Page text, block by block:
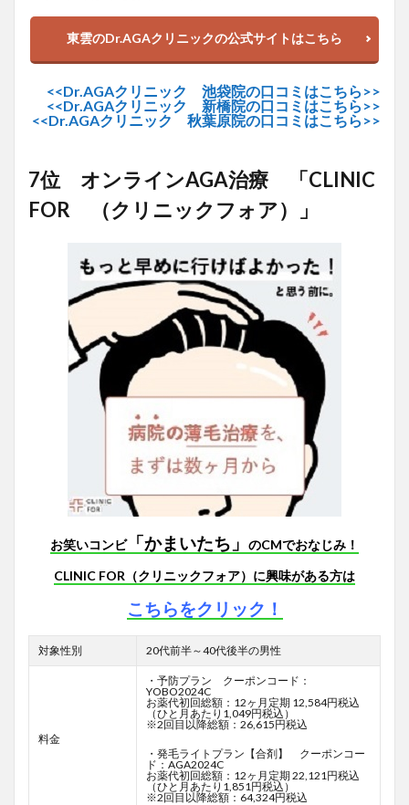
東雲のDr.AGAクリニックの公式サイトはこちら
<<Dr.AGAクリニック 池袋院の口コミはこちら>>
<<Dr.AGAクリニック 新橋院の口コミはこちら>>
<<Dr.AGAクリニック 秋葉原院の口コミはこちら>>
7位 オンラインAGA治療 「CLINIC
FOR （クリニックフォア）」
お笑いコンビ「かまいたち」 のCMでおなじみ！
CLINIC FOR（クリニックフォア）に興味がある方は
こちらをクリック！
対象性別 20代前半～40代後半の男性
料金
・予防プラン クーポンコード：
YOBO2024C
お薬代初回総額：12ヶ月定期 12,584円税込
（ひと月あたり1,049円税込）
※2回目以降総額：26,615円税込
・発毛ライトプラン【合剤】 クーポンコー
ド：AGA2024C
お薬代初回総額：12ヶ月定期 22,121円税込
（ひと月あたり1,851円税込）
※2回目以降総額：64,324円税込